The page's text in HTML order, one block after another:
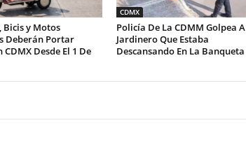
Bicis y Motos
Deberán Portar
CDMX Desde El 1 De
CDMX
Policía De La CDMM Golpea A
Jardinero Que Estaba
Descansando En La Banqueta